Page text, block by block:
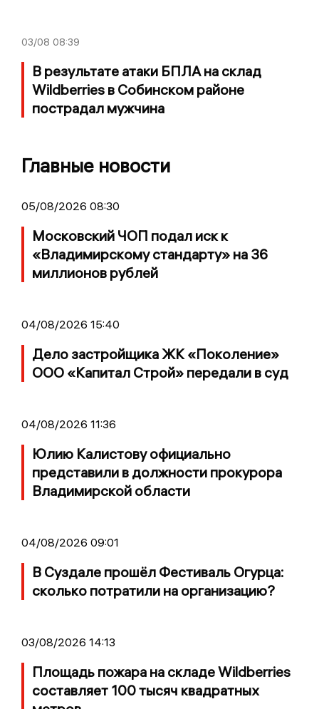
03/08 08:39
В результате атаки БПЛА на склад
Wildberries в Собинском районе
пострадал мужчина
Главные новости
05/08/2026 08:30
Московский ЧОП подал иск к
«Владимирскому стандарту» на 36
миллионов рублей
04/08/2026 15:40
Дело застройщика ЖК «Поколение»
ООО «Капитал Строй» передали в суд
04/08/2026 11:36
Юлию Калистову официально
представили в должности прокурора
Владимирской области
04/08/2026 09:01
В Суздале прошёл Фестиваль Огурца:
сколько потратили на организацию?
03/08/2026 14:13
Площадь пожара на складе Wildberries
составляет 100 тысяч квадратных